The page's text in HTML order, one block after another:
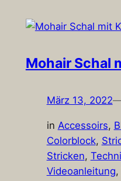
Mohair Schal
März 13, 2022
in Accessoirs,
Colorblock,
Stricken,
Videoanleitung,